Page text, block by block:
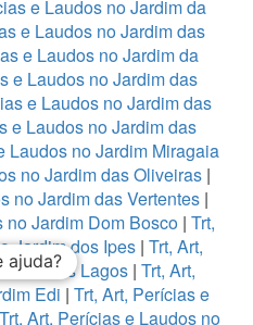
e Laudos no Jardim da
e Laudos no Jardim das
e Laudos no Jardim da
e Laudos no Jardim das
e Laudos no Jardim das
e Laudos no Jardim das
Laudos no Jardim Miragaia
no Jardim das Oliveiras|
no Jardim das Vertentes|
no Jardim Dom Bosco| Trt,
Jardim dos Ipes | Trt, Art,
dos Lagos | Trt, Art,
Edi | Trt, Art, Perícias e
Trt, Art, Perícias e Laudos no
ajuda?